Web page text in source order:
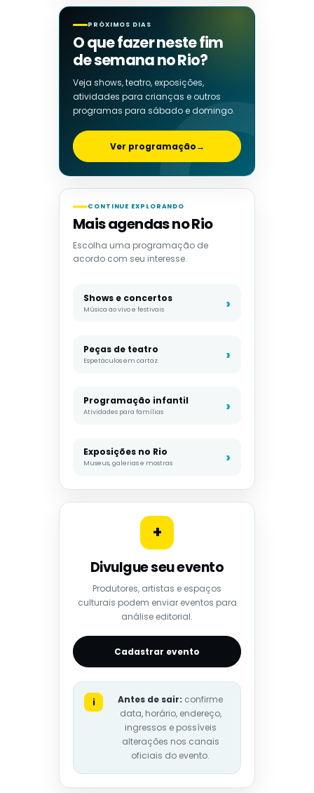
PRÓXIMOS DIAS
O que fazer neste fim
de semana no Rio?
Veja shows, teatro, exposições,
atividades para crianças e outros
programas para sábado e domingo.
Ver programação→
CONTINUE EXPLORANDO
Mais agendas no Rio
Escolha uma programação de
acordo com seu interesse.
Shows e concertos
Música ao vivo e festivais
Peças de teatro
Espetáculos em cartaz
Programação infantil
Atividades para famílias
Exposições no Rio
Museus, galerias e mostras
+
Divulgue seu evento
Produtores, artistas e espaços
culturais podem enviar eventos para
análise editorial.
Cadastrar evento
i Antes de sair: confirme
data, horário, endereço,
ingressos e possíveis
alterações nos canais
oficiais do evento.